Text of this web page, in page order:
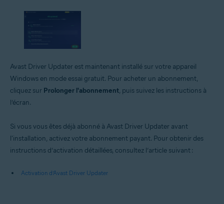
Avast Driver Updater est maintenant installé sur votre appareil
Windows en mode essai gratuit. Pour acheter un abonnement,
cliquez sur Prolonger l'abonnement, puis suivez les instructions à
l’écran.
Si vous vous êtes déjà abonné à Avast Driver Updater avant
l'installation, activez votre abonnement payant. Pour obtenir des
instructions d’activation détaillées, consultez l’article suivant :
Activation d’Avast Driver Updater